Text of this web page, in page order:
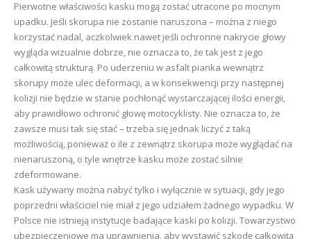
Pierwotne właściwości kasku mogą zostać utracone po mocnym
upadku. Jeśli skorupa nie zostanie naruszona – można z niego
korzystać nadal, aczkolwiek nawet jeśli ochronne nakrycie głowy
wygląda wizualnie dobrze, nie oznacza to, że tak jest z jego
całkowitą strukturą. Po uderzeniu w asfalt pianka wewnątrz
skorupy może ulec deformacji, a w konsekwencji przy następnej
kolizji nie będzie w stanie pochłonąć wystarczającej ilości energii,
aby prawidłowo ochronić głowę motocyklisty. Nie oznacza to, że
zawsze musi tak się stać – trzeba się jednak liczyć z taką
możliwością, ponieważ o ile z zewnątrz skorupa może wyglądać na
nienaruszoną, o tyle wnętrze kasku może zostać silnie
zdeformowane.
Kask używany można nabyć tylko i wyłącznie w sytuacji, gdy jego
poprzedni właściciel nie miał z jego udziałem żadnego wypadku. W
Polsce nie istnieją instytucje badające kaski po kolizji. Towarzystwo
ubezpieczeniowe ma uprawnienia, aby wystawić szkodę całkowitą